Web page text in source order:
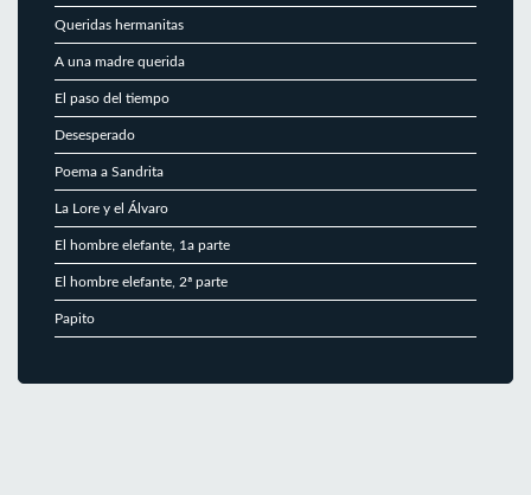
Queridas hermanitas
A una madre querida
El paso del tiempo
Desesperado
Poema a Sandrita
La Lore y el Álvaro
El hombre elefante, 1a parte
El hombre elefante, 2ª parte
Papito